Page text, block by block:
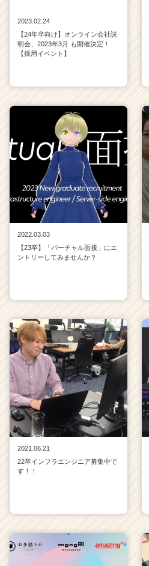
2023.02.24
【24年卒向け】オンライン会社説
明会、2023年3月 も開催決定！
【採用イベント】
2022.03.03
【23卒】「バーチャル面接」にエ
ントリーしてみませんか？
2021.06.21
22卒インフラエンジニア募集中で
す！！